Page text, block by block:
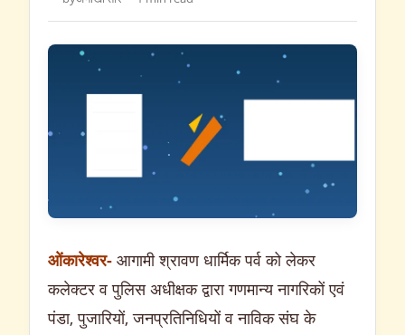
ओंकारेश्वर- आगामी श्रावण धार्मिक पर्व को लेकर
कलेक्टर व पुलिस अधीक्षक द्वारा गणमान्य नागरिकों एवं
पंडा, पुजारियों, जनप्रतिनिधियों व नाविक संघ के